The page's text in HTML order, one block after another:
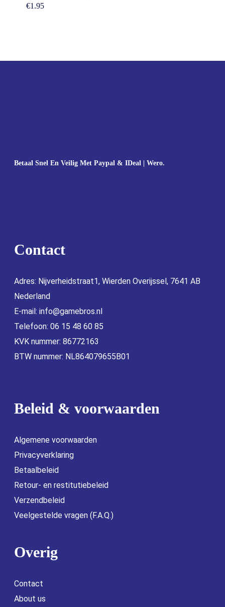
€1.95
Betaal Snel En Veilig Met Paypal & IDeal | Wero.
Contact
Adres: Nijverheidstraat1, Wierden Overijssel, 7641 AB
Nederland
E-mail: info@gamebros.nl
Telefoon: 06 15 48 60 85
KVK nummer: 86772163
BTW nummer: NL864079655B01
Beleid & voorwaarden
Algemene voorwaarden
Privacyverklaring
Betaalbeleid
Retour- en restitutiebeleid
Verzendbeleid
Veelgestelde vragen (F.A.Q.)
Overig
Contact
About us